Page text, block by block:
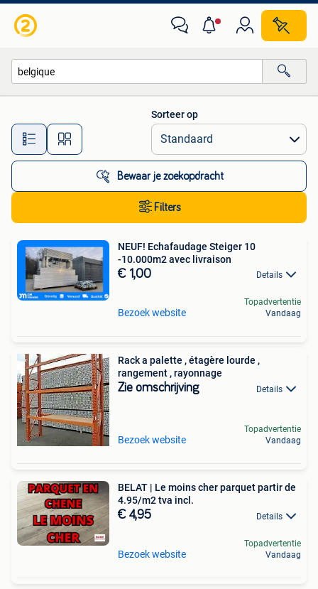
Alle afstanden…
Sorteer op
Bewaar je zoekopdracht
Filters
NEUF! Echafaudage Steiger 10
-10.000m2 avec livraison
€ 1,00 Details
Bezoek website
Topadvertentie
Vandaag
Rack a palette , étagère lourde ,
rangement , rayonnage
Zie omschrijving Details
Bezoek website
Topadvertentie
Vandaag
BELAT | Le moins cher parquet partir de
4.95/m2 tva incl.
€ 4,95 Details
Bezoek website
Topadvertentie
Vandaag